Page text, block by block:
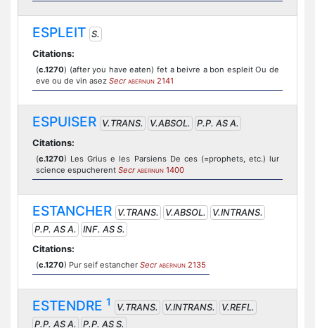
ESPLEIT S.
Citations:
(c.1270) (after you have eaten) fet a beivre a bon espleit Ou de
eve ou de vin asez Secr ABERNUN 2141
ESPUISER V.TRANS. V.ABSOL.
P.P. AS A.
Citations:
(c.1270) Les Grius e les Parsiens De ces (=prophets, etc.) lur
science espucherent Secr ABERNUN 1400
ESTANCHER V.TRANS. V.ABSOL.
V.INTRANS.
P.P. AS A.
INF. AS S.
Citations:
(c.1270) Pur seif estancher Secr ABERNUN 2135
ESTENDRE 1 V.TRANS. V.INTRANS.
V.REFL.
P.P. AS A.
P.P. AS S.